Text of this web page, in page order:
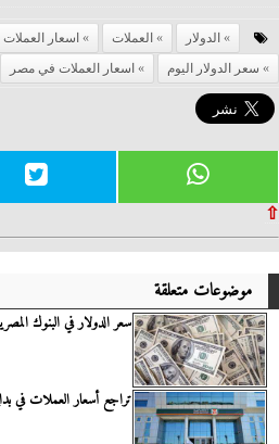
الدولار العملات اسعار العملات
سعر الدولار اليوم
اسعار العملات في مصر
⇧
موضوعات متعلقة
سعر الدولار في البنوك المصرية
تراجع أسعار العملات في بداية